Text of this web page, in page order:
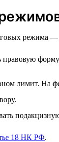
правовую
лимит. На
18 НК РФ.